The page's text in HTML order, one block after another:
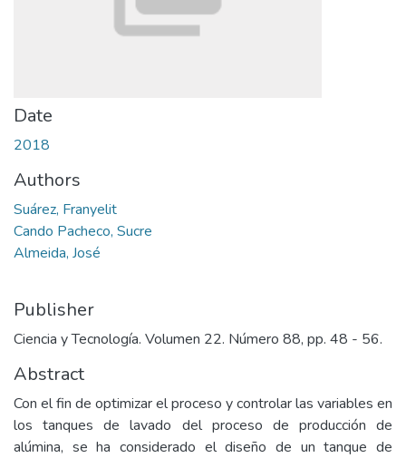
Date
2018
Authors
Suárez, Franyelit
Cando Pacheco, Sucre
Almeida, José
Publisher
Ciencia y Tecnología. Volumen 22. Número 88, pp. 48 - 56.
Abstract
Con el fin de optimizar el proceso y controlar las variables en
los tanques de lavado del proceso de producción de
alúmina, se ha considerado el diseño de un tanque de